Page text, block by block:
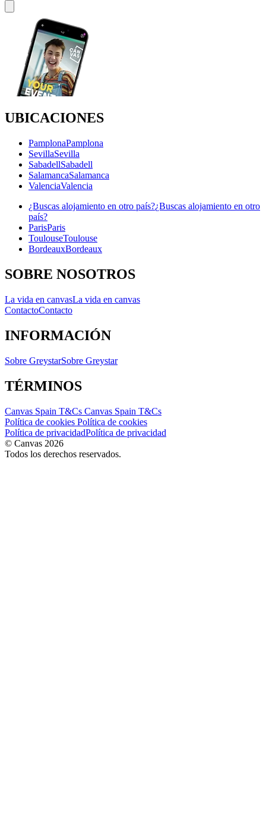
UBICACIONES
PamplonaPamplona
SevillaSevilla
SabadellSabadell
SalamancaSalamanca
ValenciaValencia
¿Buscas alojamiento en otro país?¿Buscas alojamiento en otro
país?
ParisParis
ToulouseToulouse
BordeauxBordeaux
SOBRE NOSOTROS
La vida en canvasLa vida en canvas
ContactoContacto
INFORMACIÓN
Sobre GreystarSobre Greystar
TÉRMINOS
Canvas Spain T&Cs Canvas Spain T&Cs
Política de cookies Política de cookies
Política de privacidadPolítica de privacidad
© Canvas 2026
Todos los derechos reservados.